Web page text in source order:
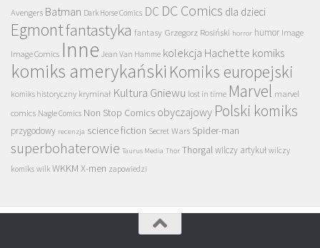
Avengers Batman Dark Horse Comics DC DC Comics dla dzieci
Egmontfantastyka fantasy Grzegorz Rosiński horror humor Image
Image Comics Inne Jean Van Hamme kolekcja Hachette komiks
komiks amerykański Komiks europejski
komiks historyczny kryminał Kultura Gniewu lost in time Marvel marvel
comics Nagle Comics Non Stop Comics obyczajowy Polski komiks
przygodowy recenzja science fiction Secret Wars Spider-man
superbohaterowie Taurus Media Thor Thorgalwilczy artykuł wilczy
komiks wilk WKKM X-men zapowiedzi